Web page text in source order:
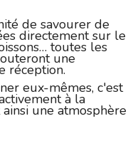
de savourer de
directement sur le
toutes les
une
réception.
eux-mêmes, c'est
à la
une atmosphère